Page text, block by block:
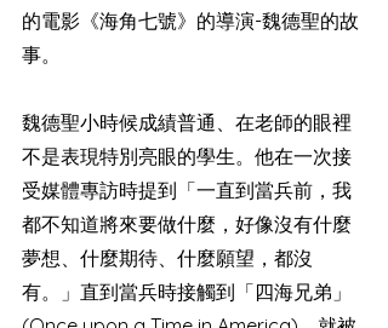
的電影 《海角七號》 的導演-魏德聖的故
事。
魏德聖小時候成績普通、在老師的眼裡
不是表現特別亮眼的學生。他在一次接
受媒體專訪時提到「一直到當兵前，我
都不知道將來要做什麼，好像沒有什麼
夢想、什麼期待、什麼願望，都沒
有。」直到當兵時接觸到「四海兄弟」